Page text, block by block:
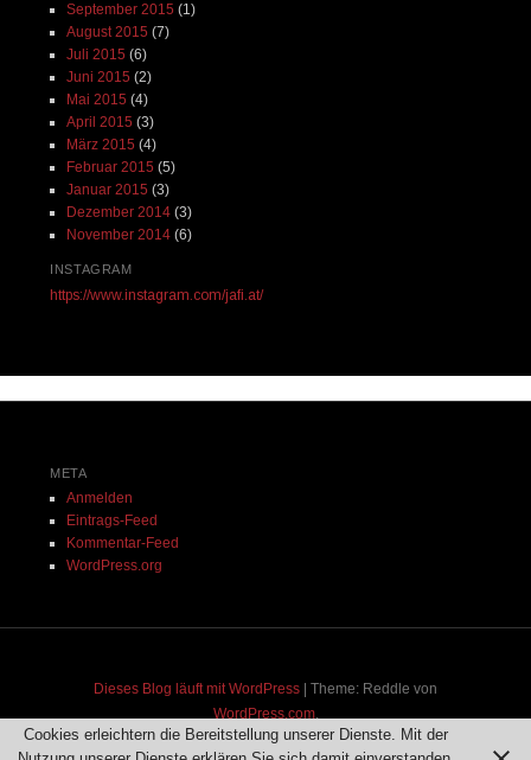
September 2015 (1)
August 2015 (7)
Juli 2015 (6)
Juni 2015 (2)
Mai 2015 (4)
April 2015 (3)
März 2015 (4)
Februar 2015 (5)
Januar 2015 (3)
Dezember 2014(3)
November 2014(6)
INSTAGRAM
https://www.instagram.com/jafi.at/
META
Anmelden
Eintrags-Feed
Kommentar-Feed
WordPress.org
Dieses Blog läuft mit WordPress | Theme: Reddle von
WordPress.com.
Cookies erleichtern die Bereitstellung unserer Dienste. Mit der